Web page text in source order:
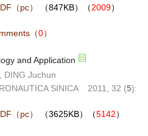
（pc） （847KB）（2009）
（0）
and Application
DING Juchun
SINICA 2011, 32 (5):
（pc） （3625KB）（5142）